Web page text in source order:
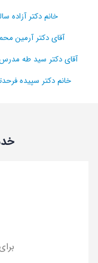
خانم دکتر آزاده
آقای دکتر آرمین
آقای دکتر سید طه
خانم دکتر سپیده
برای